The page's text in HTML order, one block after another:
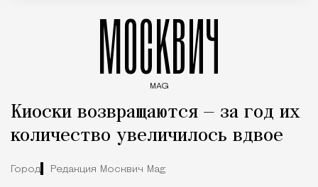
МОСКВИЧ
MAG
Киоски возвращаются — за год их
количество увеличилось вдвое
Город Редакция Москвич Mag